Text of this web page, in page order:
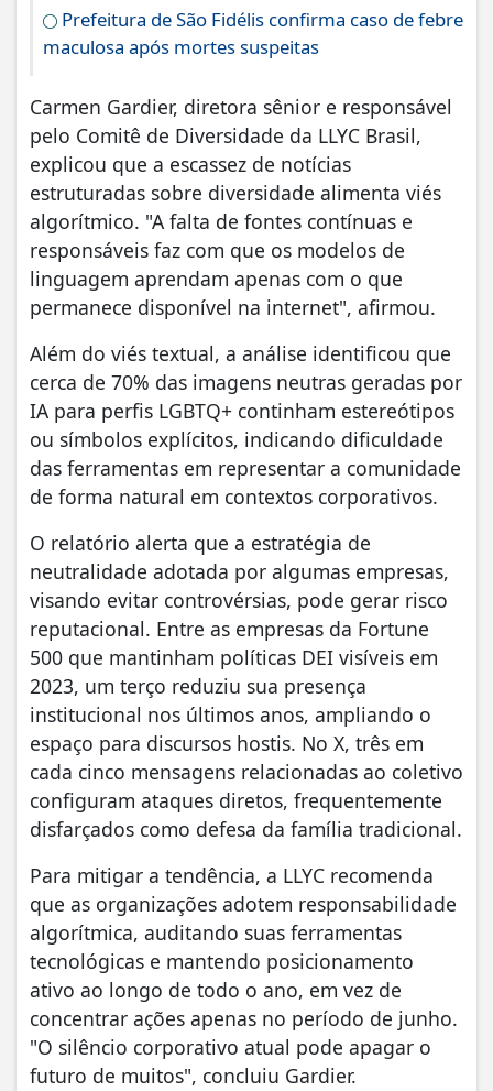
Prefeitura de São Fidélis confirma caso de febre
maculosa após mortes suspeitas
Carmen Gardier, diretora sênior e responsável
pelo Comitê de Diversidade da LLYC Brasil,
explicou que a escassez de notícias
estruturadas sobre diversidade alimenta viés
algorítmico. "A falta de fontes contínuas e
responsáveis faz com que os modelos de
linguagem aprendam apenas com o que
permanece disponível na internet", afirmou.
Além do viés textual, a análise identificou que
cerca de 70% das imagens neutras geradas por
IA para perfis LGBTQ+ continham estereótipos
ou símbolos explícitos, indicando dificuldade
das ferramentas em representar a comunidade
de forma natural em contextos corporativos.
O relatório alerta que a estratégia de
neutralidade adotada por algumas empresas,
visando evitar controvérsias, pode gerar risco
reputacional. Entre as empresas da Fortune
500 que mantinham políticas DEI visíveis em
2023, um terço reduziu sua presença
institucional nos últimos anos, ampliando o
espaço para discursos hostis. No X, três em
cada cinco mensagens relacionadas ao coletivo
configuram ataques diretos, frequentemente
disfarçados como defesa da família tradicional.
Para mitigar a tendência, a LLYC recomenda
que as organizações adotem responsabilidade
algorítmica, auditando suas ferramentas
tecnológicas e mantendo posicionamento
ativo ao longo de todo o ano, em vez de
concentrar ações apenas no período de junho.
"O silêncio corporativo atual pode apagar o
futuro de muitos", concluiu Gardier.